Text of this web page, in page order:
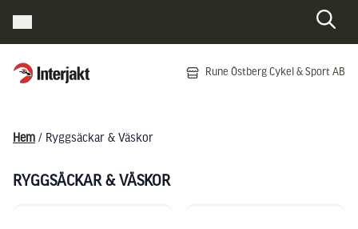
Interjakt SE Rune Östberg Cykel & Sport AB
Hem / Ryggsäckar & Väskor
RYGGSÄCKAR & VÄSKOR